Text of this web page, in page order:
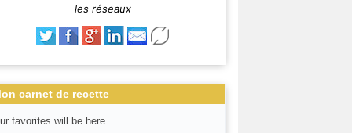
les réseaux
carnet de recette
favorites will be here.